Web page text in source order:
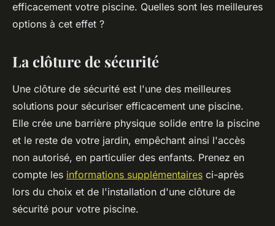
cerise•16 juin 2023•2 min de lecture
efficacement votre piscine. Quelles sont les meilleures
options à cet effet ?
La clôture de sécurité
Une clôture de sécurité est l'une des meilleures
solutions pour sécuriser efficacement une piscine.
Elle crée une barrière physique solide entre la piscine
et le reste de votre jardin, empêchant ainsi l'accès
non autorisé, en particulier des enfants. Prenez en
compte les informations supplémentaires ci-après
lors du choix et de l'installation d'une clôture de
sécurité pour votre piscine.